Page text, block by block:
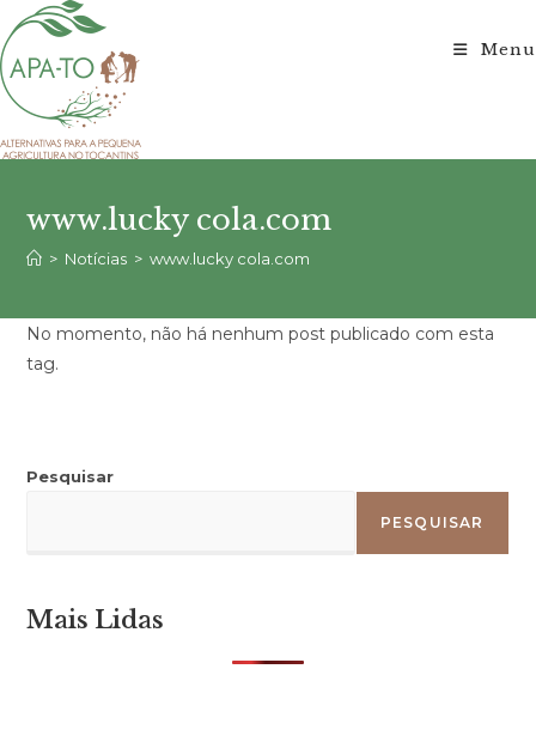
para
o
conteúdo
Menu
www.lucky cola.com
> Notícias > www.lucky cola.com
No momento, não há nenhum post publicado com esta
tag.
Pesquisar
PESQUISAR
Mais Lidas